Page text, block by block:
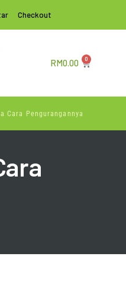
Checkout
RM0.00 0
Cara Pengurangannya